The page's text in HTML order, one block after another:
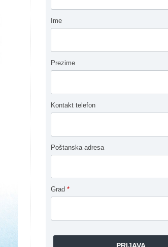
Ime
Prezime
Kontakt telefon
Poštanska adresa
Grad *